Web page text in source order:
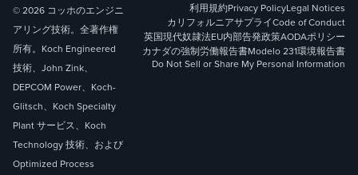
© 2026 コッホのエンジニ
アリング技術。全著作権
所有。Koch Engineered
技術、John Zink、
DEPCOM Power、Koch-
Glitsch、Koch Specialty
Plant サービス、Koch
Technology 技術、および
Optimized Process
利用規約Privacy PolicyLegal Notices
カリフォルニアサプライCode of Conduct
英国現代奴隷法EU内部告発政策AODAポリシー
カナダの強制労働報告書Modelo 231環境報告書
Do Not Sell or Share My Personal Information